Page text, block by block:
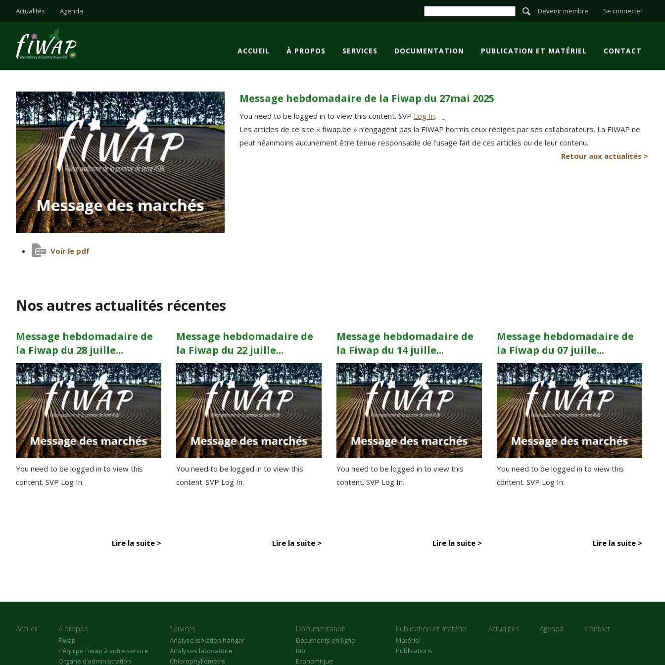
Actualités Agenda Devenir membre Se connecter
ACCUEIL À PROPOS SERVICES DOCUMENTATION PUBLICATION ET MATÉRIEL CONTACT
Voir le pdf
Message hebdomadaire de la Fiwap du 27mai 2025
You need to be logged in to view this content. SVP Log In.
Les articles de ce site « fiwap.be » n’engagent pas la FIWAP hormis ceux rédigés par ses collaborateurs. La FIWAP ne
peut néanmoins aucunement être tenue responsable de l’usage fait de ces articles ou de leur contenu.
Retour aux actualités >
Nos autres actualités récentes
Message hebdomadaire de
la Fiwap du 28 juille...
You need to be logged in to view this
content. SVP Log In.
Lire la suite >
Message hebdomadaire de
la Fiwap du 22 juille...
You need to be logged in to view this
content. SVP Log In.
Lire la suite >
Message hebdomadaire de
la Fiwap du 14 juille...
You need to be logged in to view this
content. SVP Log In.
Lire la suite >
Message hebdomadaire de
la Fiwap du 07 juille...
You need to be logged in to view this
content. SVP Log In.
Lire la suite >
Accueil A propos
Fiwap
L’équipe Fiwap à votre service
Organe d’administration
Services
Analyse isolation hangar
Analyses laboratoire
Chlorophyllomètre
Documentation
Documents en ligne
Bio
Economique
Publication et matériel
Matériel
Publications
Actualités Agenda Contact